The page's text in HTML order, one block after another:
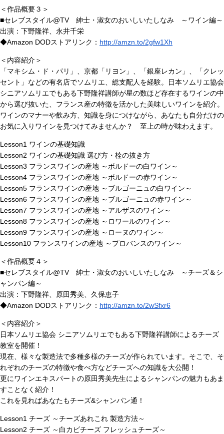
＜作品概要３＞
■セレブスタイル@TV 紳士・淑女のおいしいたしなみ ～ワイン編～
出演：下野隆祥、永井千栄
◆Amazon DODストアリンク： http://amzn.to/2gfw1Xh
＜内容紹介＞
「マキシム・ド・パリ」、京都「リヨン」、「銀座レカン」、「クレッ
セント」などの有名店でソムリエ、総支配人を経験。日本ソムリエ協会
シニアソムリエでもある下野隆祥講師が星の数ほど存在するワインの中
から選び抜いた、フランス産の特徴を活かした美味しいワインを紹介。
ワインのマナーや飲み方、知識を身につけながら、あなたも自分だけの
お気に入りワインを見つけてみませんか？ 至上の時が味わえます。
Lesson1 ワインの基礎知識
Lesson2 ワインの基礎知識 選び方・栓の抜き方
Lesson3 フランスワインの産地 ～ボルドーの白ワイン～
Lesson4 フランスワインの産地 ～ボルドーの赤ワイン～
Lesson5 フランスワインの産地 ～ブルゴーニュの白ワイン～
Lesson6 フランスワインの産地 ～ブルゴーニュの赤ワイン～
Lesson7 フランスワインの産地 ～アルザスのワイン～
Lesson8 フランスワインの産地 ～ロワールのワイン～
Lesson9 フランスワインの産地 ～ローヌのワイン～
Lesson10 フランスワインの産地 ～プロバンスのワイン～
＜作品概要４＞
■セレブスタイル@TV 紳士・淑女のおいしいたしなみ ～チーズ＆シ
ャンパン編～
出演：下野隆祥、原田秀美、久保恵子
◆Amazon DODストアリンク： http://amzn.to/2wSfxr6
＜内容紹介＞
日本ソムリエ協会 シニアソムリエでもある下野隆祥講師によるチーズ
教室を開催！
現在、様々な製造法で多種多様のチーズが作られています。そこで、そ
れぞれのチーズの特徴や食べ方などチーズへの知識を大公開！
更にワインエキスパートの原田秀美先生によるシャンパンの魅力もあま
すことなく紹介！
これを見ればあなたもチーズ&シャンパン通！
Lesson1 チーズ ～チーズあれこれ 製造方法～
Lesson2 チーズ ～白カビチーズ フレッシュチーズ～